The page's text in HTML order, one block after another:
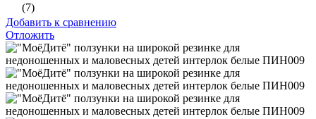
(7)
Добавить к сравнению
Отложить